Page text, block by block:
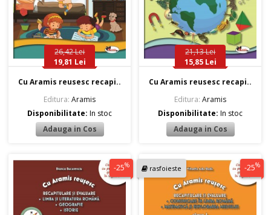
26,42 Lei
19,81 Lei
Cu Aramis reusesc recapi..
Editura: Aramis
Disponibilitate:In stoc
21,13 Lei
15,85 Lei
Cu Aramis reusesc recapi..
Editura: Aramis
Disponibilitate:In stoc
-25% rasfoieste -25%